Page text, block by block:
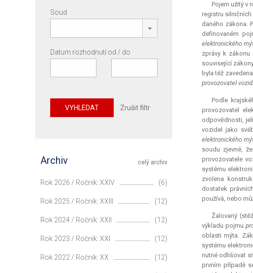
Pojem užitý v
registru
daného zákona.
definovaném
elektronického
zprávy k
související
byla též
provozovatel
Podle
provozovatel
odpovědnosti,
vozidel jako
elektronického
soudu zjevné,
provozovatele
systému
zvolena
dostatek
používá, nebo
Žalovaný
výkladu pojmu
oblasti mýta.
systému
nutné odlišovat
prvním případě
Soud
Datum rozhodnutí od / do
VYHLEDAT Zrušit filtr
celý archiv
Archiv
Rok 2026 / Ročník: XXIV (6)
Rok 2025 / Ročník: XXIII (12)
Rok 2024 / Ročník: XXII (12)
Rok 2023 / Ročník: XXI (12)
Rok 2022 / Ročník: XX (12)